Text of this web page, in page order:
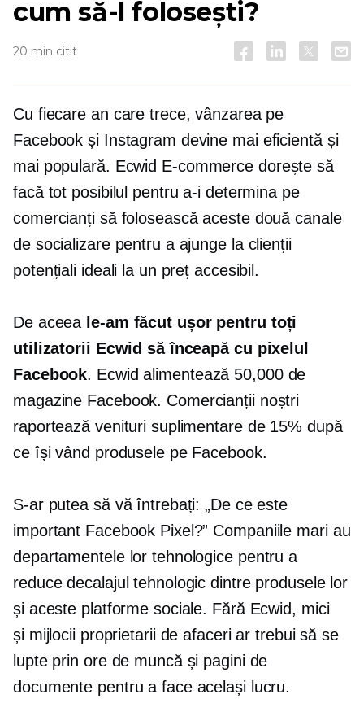
cum să-l folosești?
20 min citit
Cu fiecare an care trece, vânzarea pe
Facebook și Instagram devine mai eficientă și
mai populară. Ecwid E-commerce dorește să
facă tot posibilul pentru a-i determina pe
comercianți să folosească aceste două canale
de socializare pentru a ajunge la clienții
potențiali ideali la un preț accesibil.
De aceea le-am făcut ușor pentru toți
utilizatorii Ecwid să înceapă cu pixelul
Facebook. Ecwid alimentează 50,000 de
magazine Facebook. Comercianții noștri
raportează venituri suplimentare de 15% după
ce își vând produsele pe Facebook.
S-ar putea să vă întrebați: „De ce este
important Facebook Pixel?” Companiile mari au
departamentele lor tehnologice pentru a
reduce decalajul tehnologic dintre produsele lor
și aceste platforme sociale. Fără Ecwid, mici
și mijlociiproprietarii de afaceri ar trebui să se
lupte prin ore de muncă și pagini de
documente pentru a face același lucru.